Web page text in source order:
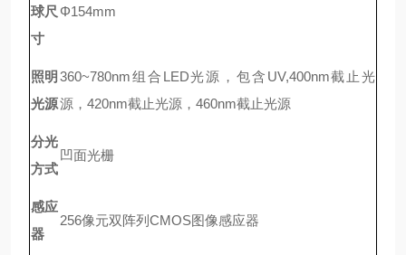
球尺
寸
Φ154mm
照明
光源
360~780nm组合LED光源， 包含UV,400nm截止光
源，420nm截止光源，460nm截止光源
分光
方式
凹面光栅
感应
器
256像元双阵列CMOS图像感应器